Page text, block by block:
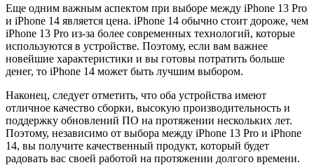
Еще одним важным аспектом при выборе между iPhone 13 Pro
и iPhone 14 является цена. iPhone 14 обычно стоит дороже, чем
iPhone 13 Pro из-за более современных технологий, которые
используются в устройстве. Поэтому, если вам важнее
новейшие характеристики и вы готовы потратить больше
денег, то iPhone 14 может быть лучшим выбором.
Наконец, следует отметить, что оба устройства имеют
отличное качество сборки, высокую производительность и
поддержку обновлений ПО на протяжении нескольких лет.
Поэтому, независимо от выбора между iPhone 13 Pro и iPhone
14, вы получите качественный продукт, который будет
радовать вас своей работой на протяжении долгого времени.